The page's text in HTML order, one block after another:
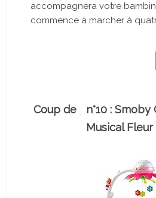
accompagnera votre bambin
commence à marcher à
Coup de
n°10 :
Musical Fleur